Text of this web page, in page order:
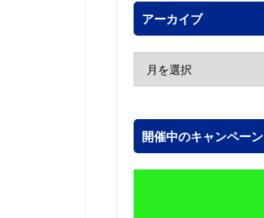
アーカイブ
開催中のキャンペーン